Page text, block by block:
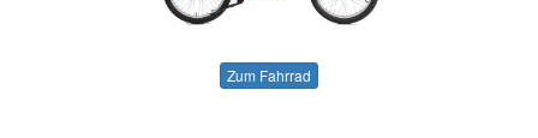
Zum Fahrrad